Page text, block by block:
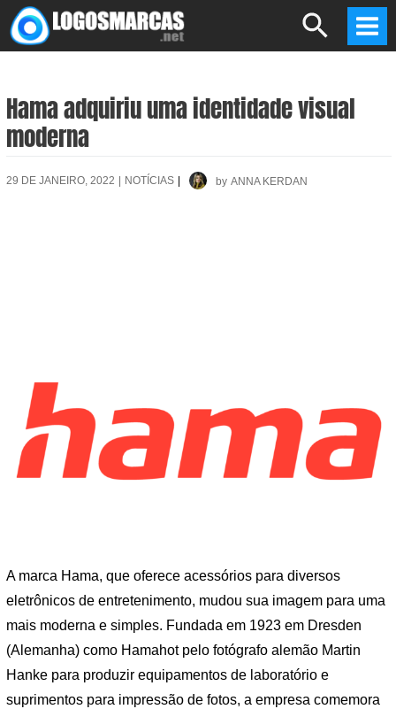
Skip
to
Search
Hama adquiriu uma identidade visual
moderna
29 DE JANEIRO, 2022 NOTÍCIAS by ANNA KERDAN
A marca Hama, que oferece acessórios para diversos
eletrônicos de entretenimento, mudou sua imagem para uma
mais moderna e simples. Fundada em 1923 em Dresden
(Alemanha) como Hamahot pelo fotógrafo alemão Martin
Hanke para produzir equipamentos de laboratório e
suprimentos para impressão de fotos, a empresa comemora